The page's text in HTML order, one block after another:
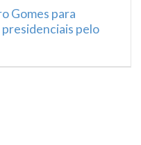
Gomes para
pelo